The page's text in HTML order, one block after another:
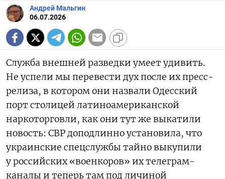
Андрей Мальгин
06.07.2026
Служба внешней разведки умеет удивить.
Не успели мы перевести дух после их пресс-
релиза, в котором они назвали Одесский
порт столицей латиноамериканской
наркоторговли, как они тут же выкатили
новость: СВР доподлинно установила, что
украинские спецслужбы тайно выкупили
у российских «военкоров» их телеграм-
каналы и теперь там под личиной